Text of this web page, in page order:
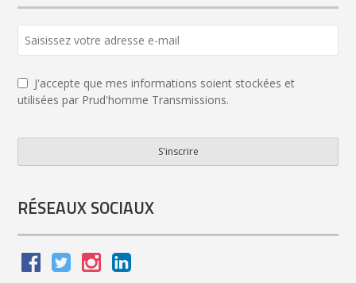
J'accepte que mes informations soient stockées et
utilisées par Prud'homme Transmissions.
S'inscrire
Website *
RÉSEAUX SOCIAUX